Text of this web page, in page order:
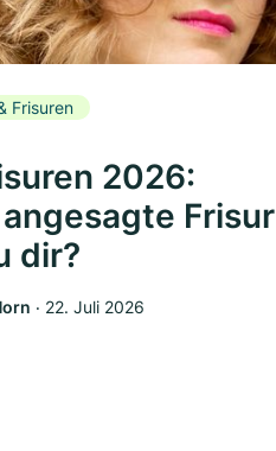
Frisuren
2026:
Frisur
dir?
‧ 22. Juli 2026